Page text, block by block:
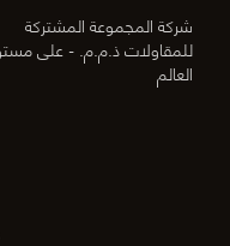
شركة المجموعة المشتركة
للمقاولات ذ.م.م. - على
العالم